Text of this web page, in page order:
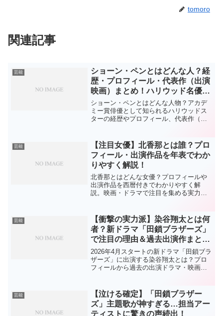
tomoro
関連記事
芸能
ショーン・ペンとはどんな人？経
歴・プロフィール・代表作（出演
映画）まとめ！ハリウッド名優の
魅力を徹底解説
ショーン・ペンとはどんな人物？アカデ
ミー賞俳優として知られるハリウッドス
ターの経歴やプロフィール、代表作（出
しく紹介します。
芸能
【注目女優】北香那とは誰？プロ
フィール・出演作品を年表でわか
りやすく解説！
北香那とはどんな女優？プロフィールや
出演作品を西暦付きでわかりやすく解
説。映画・ドラマで注目を集める実力派
芸能
【衝撃の実力派】染谷翔太とは何
者？新ドラマ「田鎖ブラザーズ」
で注目の理由＆過去出演作まと
め！
2026年4月スタートの新ドラマ「田鎖ブラ
ザーズ」に出演する染谷翔太とは？プロ
フィールから過去の出演ドラマ・映画ま
芸能
【泣ける確定】「田鎖ブラザー
ズ」主題歌が神すぎる…担当アー
ティストに驚きの声続出！